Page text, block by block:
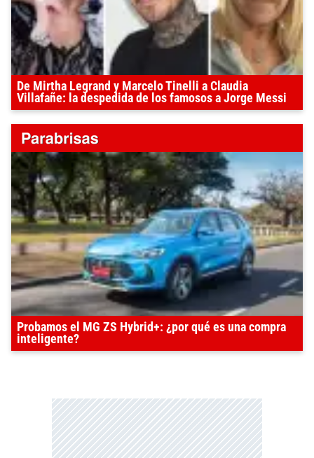
De Mirtha Legrand y Marcelo Tinelli a Claudia
Villafañe: la despedida de los famosos a Jorge Messi
Probamos el MG ZS Hybrid+: ¿por qué es una compra
inteligente?